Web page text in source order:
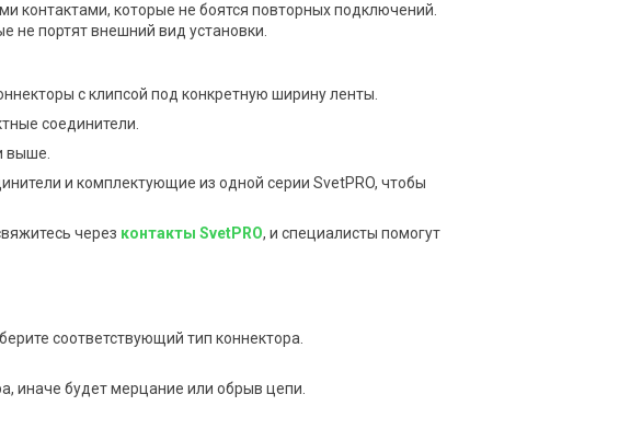
контактами, которые не боятся повторных подключений.
не портят внешний вид установки.
с клипсой под конкретную ширину ленты.
соединители.
выше.
и комплектующие из одной серии SvetPRO, чтобы
через контакты SvetPRO, и специалисты помогут
соответствующий тип коннектора.
иначе будет мерцание или обрыв цепи.